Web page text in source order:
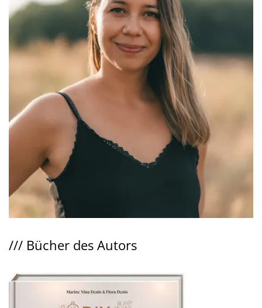
/// Bücher des Autors